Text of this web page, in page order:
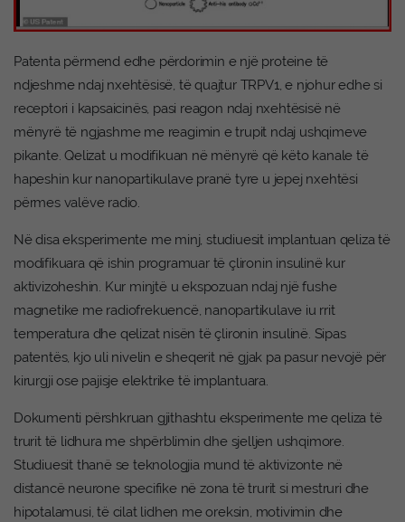
Patenta përmend edhe përdorimin e një proteine të
ndjeshme ndaj nxehtësisë, të quajtur TRPV1, e njohur edhe si
receptori i kapsaicinës, pasi reagon ndaj nxehtësisë në
mënyrë të ngjashme me reagimin e trupit ndaj ushqimeve
pikante. Qelizat u modifikuan në mënyrë që këto kanale të
hapeshin kur nanopartikulave pranë tyre u jepej nxehtësi
përmes valëve radio.
Në disa eksperimente me minj, studiuesit implantuan qeliza të
modifikuara që ishin programuar të çlironin insulinë kur
aktivizoheshin. Kur minjtë u ekspozuan ndaj një fushe
magnetike me radiofrekuencë, nanopartikulave iu rrit
temperatura dhe qelizat nisën të çlironin insulinë. Sipas
patentës, kjo uli nivelin e sheqerit në gjak pa pasur nevojë për
kirurgji ose pajisje elektrike të implantuara.
Dokumenti përshkruan gjithashtu eksperimente me qeliza të
trurit të lidhura me shpërblimin dhe sjelljen ushqimore.
Studiuesit thanë se teknologjia mund të aktivizonte në
distancë neurone specifike në zona të trurit si mestruri dhe
hipotalamusi, të cilat lidhen me oreksin, motivimin dhe